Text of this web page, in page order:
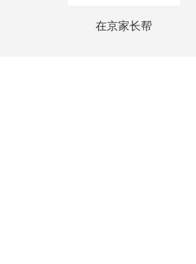
在京家长帮